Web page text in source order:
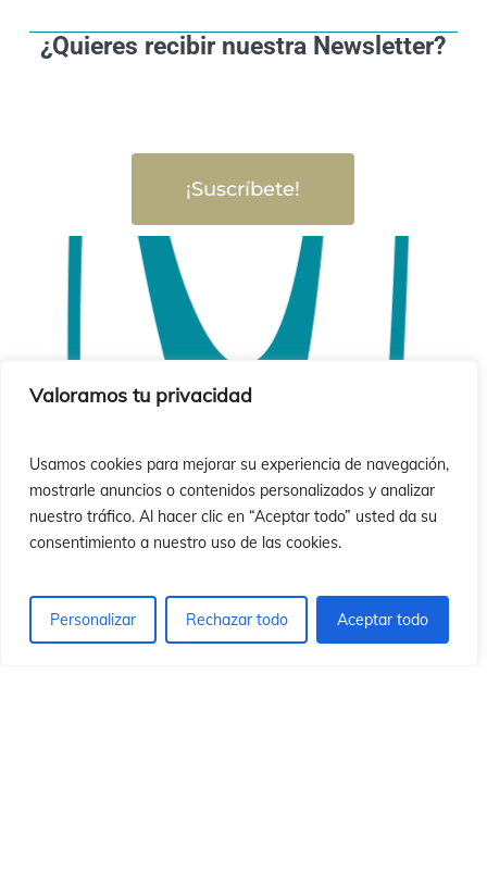
Valoramos tu privacidad
Usamos cookies para mejorar su experiencia de navegación,
mostrarle anuncios o contenidos personalizados y analizar
nuestro tráfico. Al hacer clic en “Aceptar todo” usted da su
consentimiento a nuestro uso de las cookies.
Personalizar Rechazar todo Aceptar todo
¿Quieres recibir nuestra Newsletter?
¡Suscríbete!